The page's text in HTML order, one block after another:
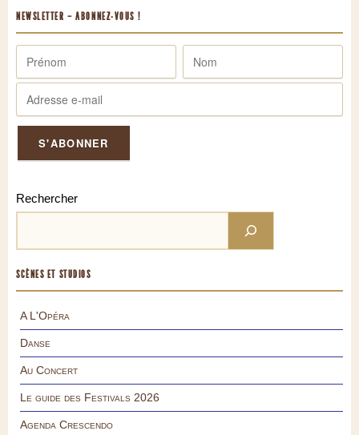
NEWSLETTER – ABONNEZ-VOUS !
Rechercher
SCÈNES ET STUDIOS
A L'Opéra
Danse
Au Concert
Le guide des Festivals 2026
Agenda Crescendo